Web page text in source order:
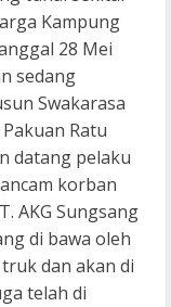
Kampung
28 Mei
sedang
Swakarasa
Ratu
datang pelaku
korban
AKG Sungsang
di bawa oleh
dan akan di
telah di